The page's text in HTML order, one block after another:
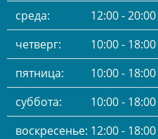
среда:
12:00 - 20:00
четверг:
10:00 - 18:00
пятница:
10:00 - 18:00
суббота:
10:00 - 18:00
воскресенье: 12:00 - 18:00